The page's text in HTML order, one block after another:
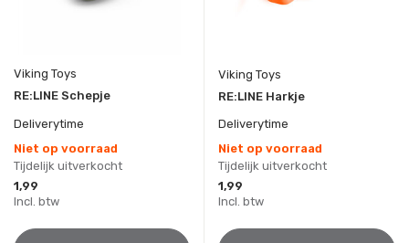
Viking Toys
RE:LINE Schepje
Deliverytime
Niet op voorraad
Tijdelijk uitverkocht
1,99
Incl. btw
Viking Toys
RE:LINE Harkje
Deliverytime
Niet op voorraad
Tijdelijk uitverkocht
1,99
Incl. btw